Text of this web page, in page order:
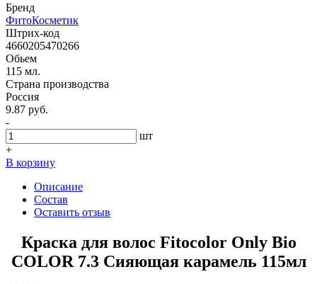
Бренд
ФитоКосметик
Штрих-код
4660205470266
Обьем
115 мл.
Страна производства
Россия
9.87 руб.
-
шт
+
В корзину
Описание
Состав
Оставить отзыв
Краска для волос Fitocolor Only Bio
COLOR 7.3 Сияющая карамель 115мл